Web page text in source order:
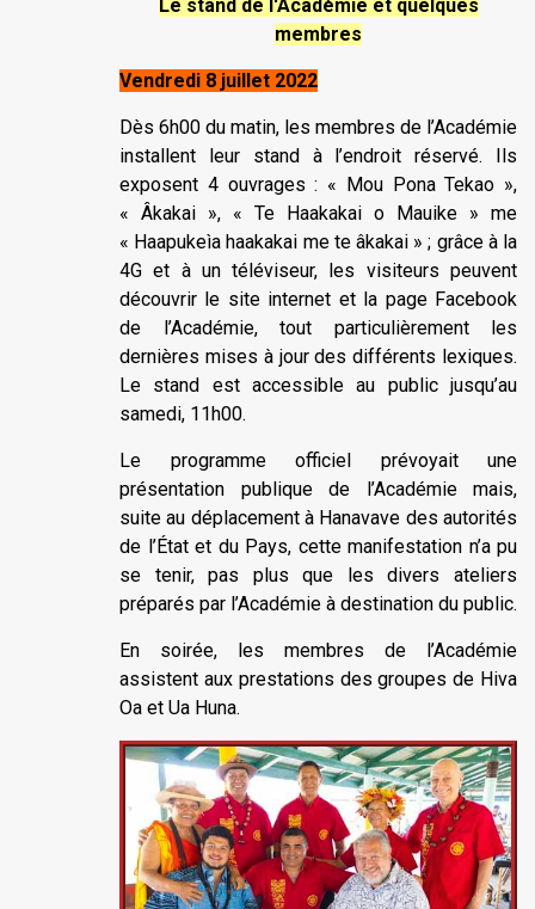
Le stand de l'Académie et quelques
membres
Vendredi 8 juillet 2022
Dès 6h00 du matin, les membres de l’Académie
installent leur stand à l’endroit réservé. Ils
exposent 4 ouvrages : « Mou Pona Tekao »,
« Âkakai », « Te Haakakai o Mauike » me
« Haapukeìa haakakai me te âkakai » ; grâce à la
4G et à un téléviseur, les visiteurs peuvent
découvrir le site internet et la page Facebook
de l’Académie, tout particulièrement les
dernières mises à jour des différents lexiques.
Le stand est accessible au public jusqu’au
samedi, 11h00.
Le programme officiel prévoyait une
présentation publique de l’Académie mais,
suite au déplacement à Hanavave des autorités
de l’État et du Pays, cette manifestation n’a pu
se tenir, pas plus que les divers ateliers
préparés par l’Académie à destination du public.
En soirée, les membres de l’Académie
assistent aux prestations des groupes de Hiva
Oa et Ua Huna.